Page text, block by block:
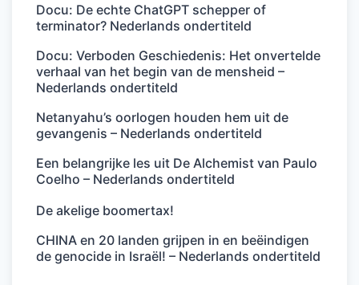
Docu: De echte ChatGPT schepper of
terminator? Nederlands ondertiteld
Docu: Verboden Geschiedenis: Het onvertelde
verhaal van het begin van de mensheid –
Nederlands ondertiteld
Netanyahu’s oorlogen houden hem uit de
gevangenis – Nederlands ondertiteld
Een belangrijke les uit De Alchemist van Paulo
Coelho – Nederlands ondertiteld
De akelige boomertax!
CHINA en 20 landen grijpen in en beëindigen
de genocide in Israël! – Nederlands ondertiteld